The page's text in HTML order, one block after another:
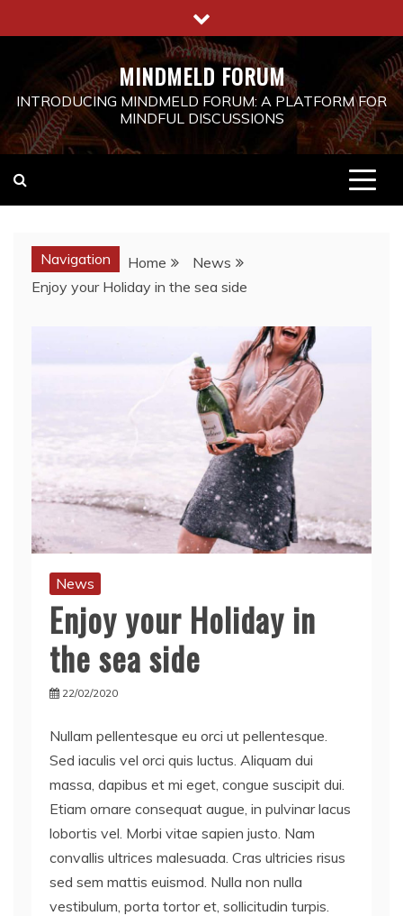
to
MINDMELD FORUM
INTRODUCING MINDMELD FORUM: A PLATFORM FOR
MINDFUL DISCUSSIONS
Navigation Home
News
Enjoy your Holiday in the sea side
News
Enjoy your Holiday in
the sea side
22/02/2020
Nullam pellentesque eu orci ut pellentesque.
Sed iaculis vel orci quis luctus. Aliquam dui
massa, dapibus et mi eget, congue suscipit dui.
Etiam ornare consequat augue, in pulvinar lacus
lobortis vel. Morbi vitae sapien justo. Nam
convallis ultrices malesuada. Cras ultricies risus
sed sem mattis euismod. Nulla non nulla
vestibulum, porta tortor et, sollicitudin turpis.